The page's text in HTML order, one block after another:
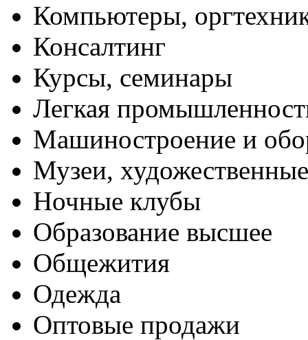
Компьютеры,
Консалтинг
Курсы, семинары
Легкая
Машиностроение и
Музеи,
Ночные клубы
Образование высшее
Общежития
Одежда
Оптовые продажи